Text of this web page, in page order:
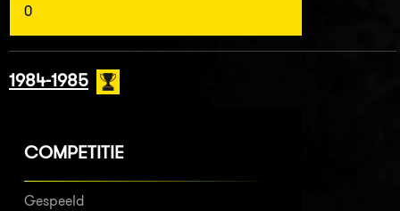
0
1984-1985
COMPETITIE
Gespeeld